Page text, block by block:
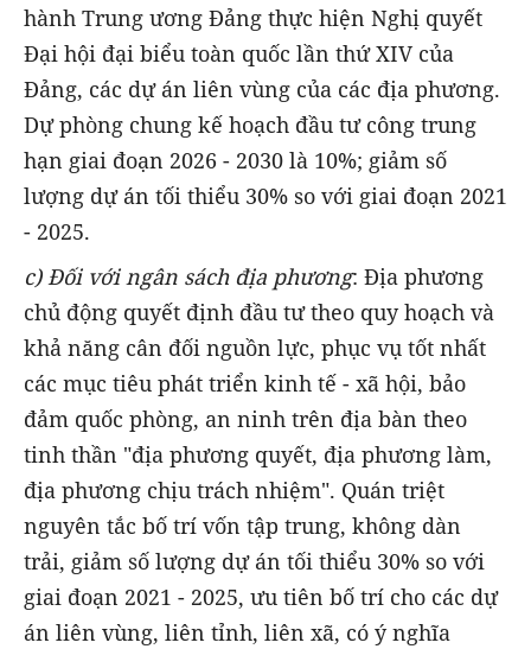
hành Trung ương Đảng thực hiện Nghị quyết
Đại hội đại biểu toàn quốc lần thứ XIV của
Đảng, các dự án liên vùng của các địa phương.
Dự phòng chung kế hoạch đầu tư công trung
hạn giai đoạn 2026 - 2030 là 10%; giảm số
lượng dự án tối thiểu 30% so với giai đoạn 2021
- 2025.
c) Đối với ngân sách địa phương: Địa phương
chủ động quyết định đầu tư theo quy hoạch và
khả năng cân đối nguồn lực, phục vụ tốt nhất
các mục tiêu phát triển kinh tế - xã hội, bảo
đảm quốc phòng, an ninh trên địa bàn theo
tinh thần "địa phương quyết, địa phương làm,
địa phương chịu trách nhiệm". Quán triệt
nguyên tắc bố trí vốn tập trung, không dàn
trải, giảm số lượng dự án tối thiểu 30% so với
giai đoạn 2021 - 2025, ưu tiên bố trí cho các dự
án liên vùng, liên tỉnh, liên xã, có ý nghĩa